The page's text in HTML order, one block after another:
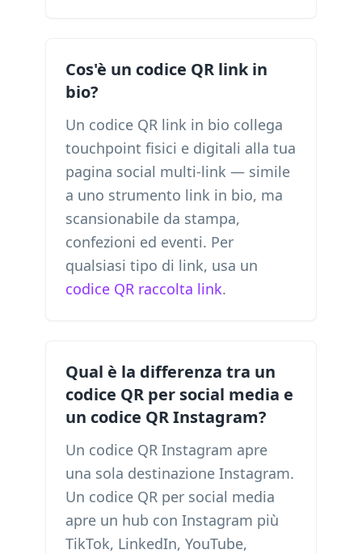
Cos'è un codice QR link in
bio?
Un codice QR link in bio collega
touchpoint fisici e digitali alla tua
pagina social multi-link — simile
a uno strumento link in bio, ma
scansionabile da stampa,
confezioni ed eventi. Per
qualsiasi tipo di link, usa un
codice QR raccolta link.
Qual è la differenza tra un
codice QR per social media e
un codice QR Instagram?
Un codice QR Instagram apre
una sola destinazione Instagram.
Un codice QR per social media
apre un hub con Instagram più
TikTok, LinkedIn, YouTube,